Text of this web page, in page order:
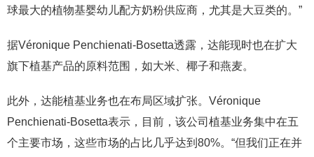
球最大的植物基婴幼儿配方奶粉供应商，尤其是大豆类的。”
据Véronique Penchienati-Bosetta透露，达能现时也在扩大
旗下植基产品的原料范围，如大米、椰子和燕麦。
此外，达能植基业务也在布局区域扩张。Véronique
Penchienati-Bosetta表示，目前，该公司植基业务集中在五
个主要市场，这些市场的占比几乎达到80%。“但我们正在并